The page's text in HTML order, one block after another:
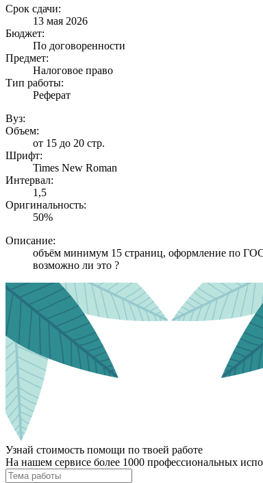
Срок сдачи:
13 мая 2026
Бюджет:
По договоренности
Предмет:
Налоговое право
Тип работы:
Реферат
Вуз:
Объем:
от 15 до 20 стр.
Шрифт:
Times New Roman
Интервал:
1,5
Оригинальность:
50%
Описание:
объём минимум 15 страниц, оформление по
возможно ли это ?
Узнай стоимость помощи по твоей работе
На нашем сервисе более 1000 профессиональных